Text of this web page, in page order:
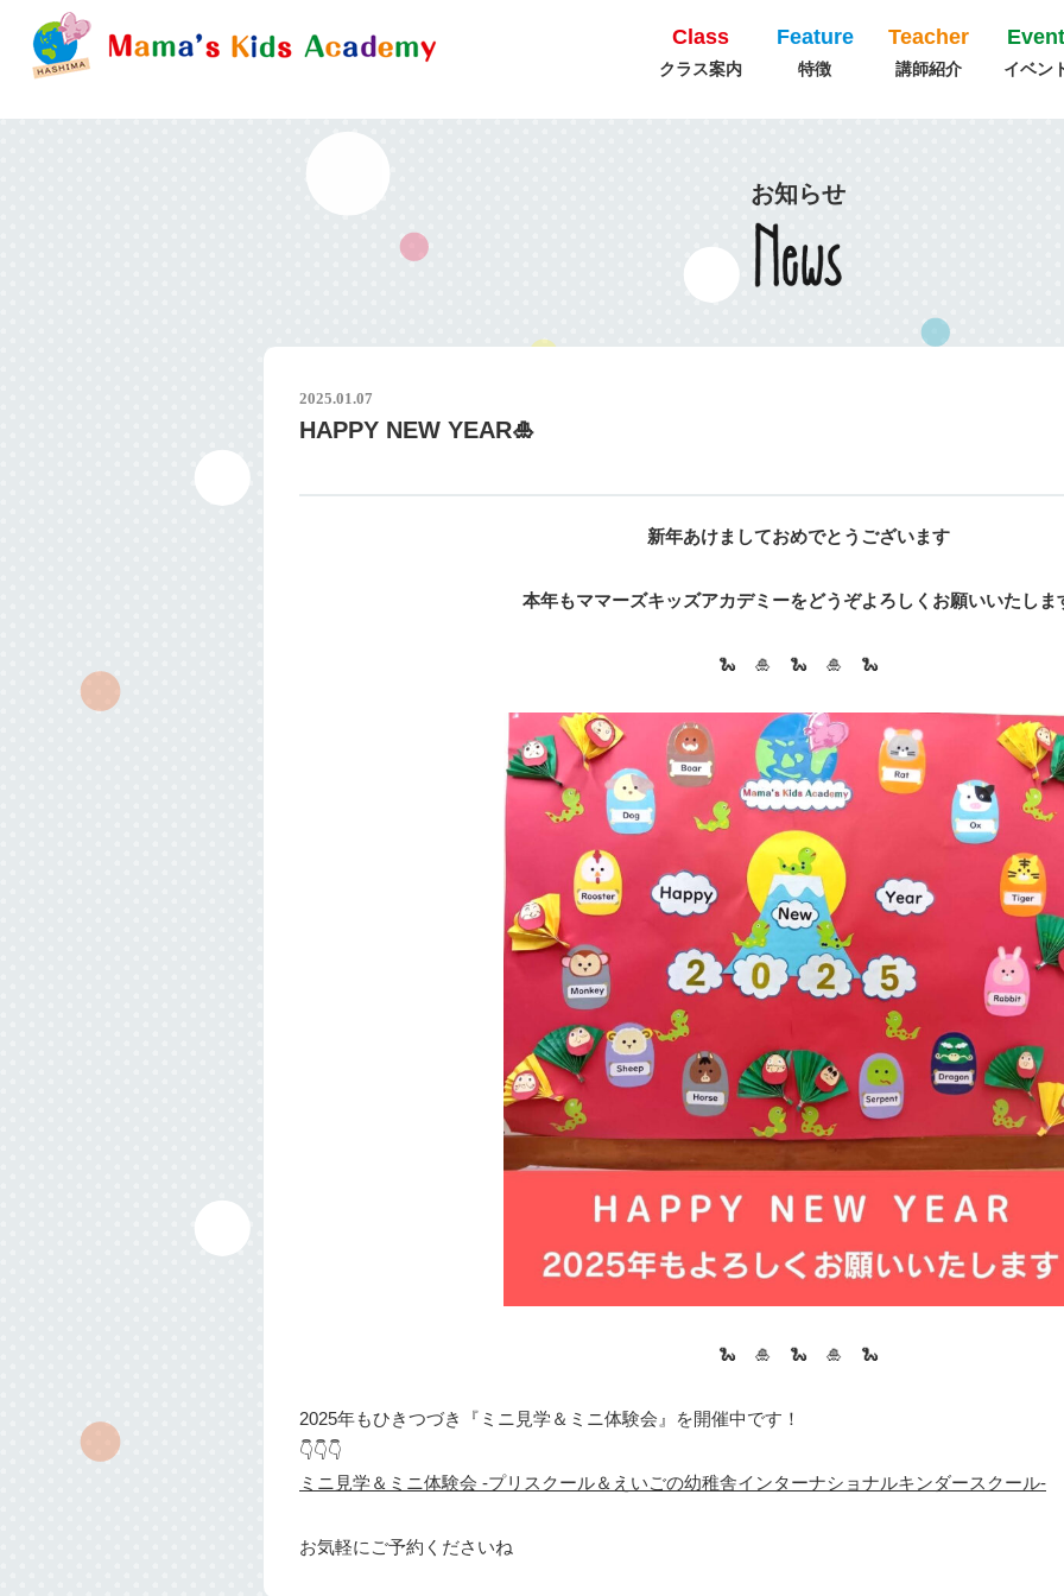
Class
クラス案内
Feature
特徴
Teacher
講師紹介 イベン
お知らせ
2025.01.07
HAPPY NEW YEAR🎍
新年あけましておめでとうございます
本年もママーズキッズアカデミーをどうぞよろしくお願いいたしま
🐍 🎍 🐍 🎍 🐍
🐍 🎍 🐍 🎍 🐍
2025年もひきつづき『ミニ見学＆ミニ体験会』を開催中です！
👇👇👇
ミニ見学＆ミニ体験会 -プリスクール＆えいごの幼稚舎インターナショナルキンダースクール-
お気軽にご予約くださいね